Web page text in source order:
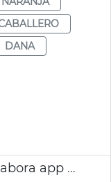
DANA
Ayuntamiento València colabora app Waze seguridad vial colegios